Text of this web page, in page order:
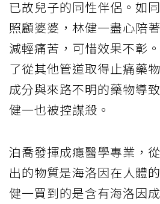
已故兒子的同性伴侶。如
照顧婆婆，林健一盡心陪
減輕痛苦，可惜效果不彰
了從其他管道取得止痛藥
成分與來路不明的藥物導
健一也被控謀殺。
泊喬發揮成癮醫學專業，
出的物質是海洛因在人體
健一買到的是含有海洛因